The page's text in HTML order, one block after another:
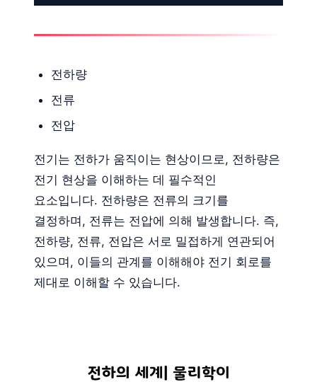
전하량
전류
전압
전기는 전하가 움직이는 현상이므로, 전하량은
전기 현상을 이해하는 데 필수적인
요소입니다. 전하량은 전류의 크기를
결정하며, 전류는 전압에 의해 발생합니다. 즉,
전하량, 전류, 전압은 서로 밀접하게 연관되어
있으며, 이들의 관계를 이해해야 전기 회로를
제대로 이해할 수 있습니다.